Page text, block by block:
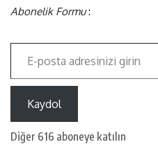
Abonelik Formu:
Kaydol
Diğer 616 aboneye katılın